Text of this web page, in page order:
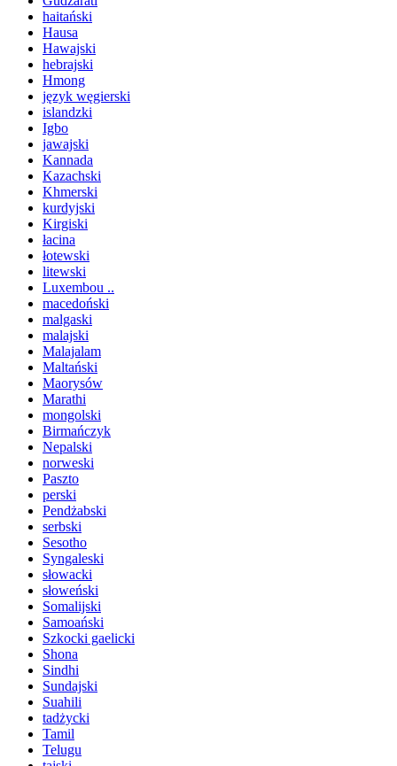
haitański
Hausa
Hawajski
hebrajski
Hmong
język węgierski
islandzki
Igbo
jawajski
Kannada
Kazachski
Khmerski
kurdyjski
Kirgiski
łacina
łotewski
litewski
Luxembou ..
macedoński
malgaski
malajski
Malajalam
Maltański
Maorysów
Marathi
mongolski
Birmańczyk
Nepalski
norweski
Paszto
perski
Pendżabski
serbski
Sesotho
Syngaleski
słowacki
słoweński
Somalijski
Samoański
Szkocki gaelicki
Shona
Sindhi
Sundajski
Suahili
tadżycki
Tamil
Telugu